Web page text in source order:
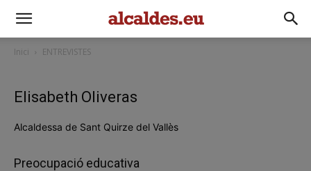
Inici ENTREVISTES
Elisabeth Oliveras
Alcaldessa de Sant Quirze del Vallès
Preocupació educativa